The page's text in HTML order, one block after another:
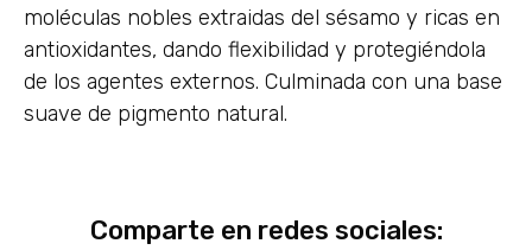
moléculas nobles extraidas del sésamo y ricas en
antioxidantes, dando flexibilidad y protegiéndola
de los agentes externos. Culminada con una base
suave de pigmento natural.
Comparte en redes sociales: